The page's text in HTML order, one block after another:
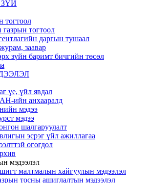
газрын тогтоол
даргын тушаал
заавар
зүйн баримт бичгийн төсөл
үе, үйл явдал
ийн анхааралд
мэдээ
мэдээ
шалгаруулалт
эсрэг үйл ажиллагаа
өгөгдөл
мэдээлэл
малтмалын хайгуулын мэдээлэл
тосны ашиглалтын мэдээлэл